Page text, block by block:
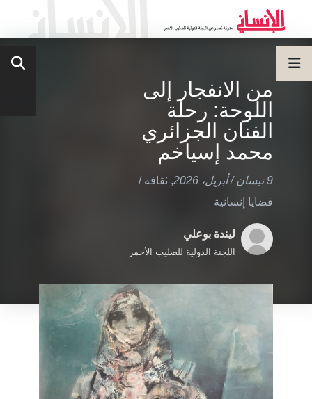
من الانفجار إلى
اللوحة: رحلة
الفنان الجزائري
محمد إسياخم
9 نيسان / أبريل، 2026 , ثقافة /
قضايا إنسانية
ليندة بوعلي
اللجنة الدولية للصليب الأحمر